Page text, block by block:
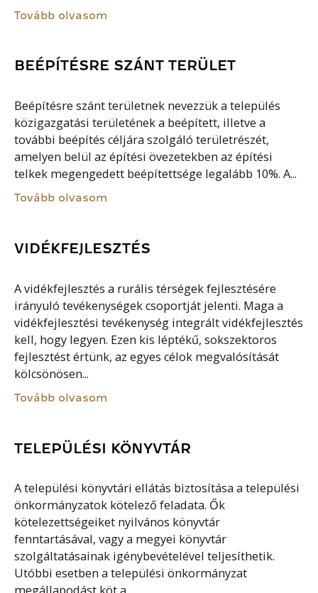
Tovább olvasom
BEÉPÍTÉSRE SZÁNT TERÜLET
Beépítésre szánt területnek nevezzük a település
közigazgatási területének a beépített, illetve a
további beépítés céljára szolgáló területrészét,
amelyen belül az építési övezetekben az építési
telkek megengedett beépítettsége legalább 10%. A...
Tovább olvasom
VIDÉKFEJLESZTÉS
A vidékfejlesztés a rurális térségek fejlesztésére
irányuló tevékenységek csoportját jelenti. Maga a
vidékfejlesztési tevékenység integrált vidékfejlesztés
kell, hogy legyen. Ezen kis léptékű, sokszektoros
fejlesztést értünk, az egyes célok megvalósítását
kölcsönösen...
Tovább olvasom
TELEPÜLÉSI KÖNYVTÁR
A települési könyvtári ellátás biztosítása a települési
önkormányzatok kötelező feladata. Ők
kötelezettségeiket nyilvános könyvtár
fenntartásával, vagy a megyei könyvtár
szolgáltatásainak igénybevételével teljesíthetik.
Utóbbi esetben a települési önkormányzat